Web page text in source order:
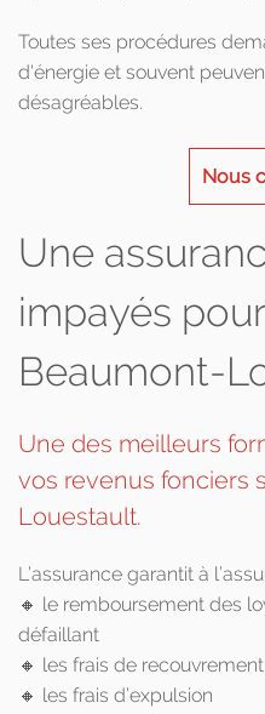
Toutes ses procédures
d'énergie et souvent
désagréables.
Nous
Une
impayés
Beaumont-
Une des meilleurs
vos revenus fonciers
Louestault.
L’assurance garantit à
🔸 le remboursement des
défaillant
🔸 les frais de
🔸 les frais d’expulsion